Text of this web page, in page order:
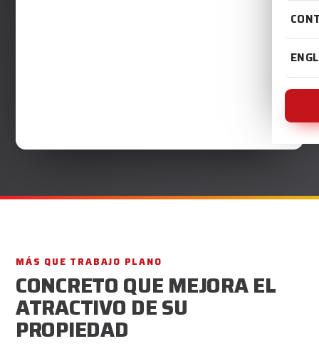
MÁS QUE TRABAJO PLANO
CONCRETO QUE MEJORA EL
ATRACTIVO DE SU
PROPIEDAD